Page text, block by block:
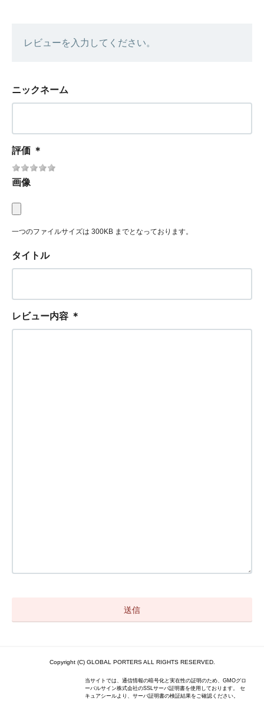
レビューを入力してください。
ニックネーム
評価 ＊
画像
一つのファイルサイズは 300KB までとなっております。
タイトル
レビュー内容 ＊
Copyright (C) GLOBAL PORTERS ALL RIGHTS RESERVED.
当サイトでは、通信情報の暗号化と実在性の証明のため、GMOグロ
ーバルサイン株式会社のSSLサーバ証明書を使用しております。 セ
キュアシールより、サーバ証明書の検証結果をご確認ください。